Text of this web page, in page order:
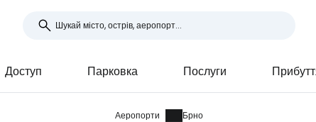
Доступ Парковка Послуги
Аеропорти Брно